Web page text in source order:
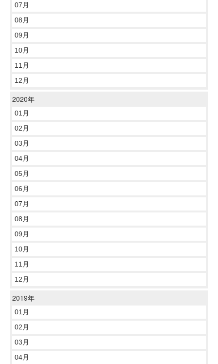
07月
08月
09月
10月
11月
12月
2020年
01月
02月
03月
04月
05月
06月
07月
08月
09月
10月
11月
12月
2019年
01月
02月
03月
04月